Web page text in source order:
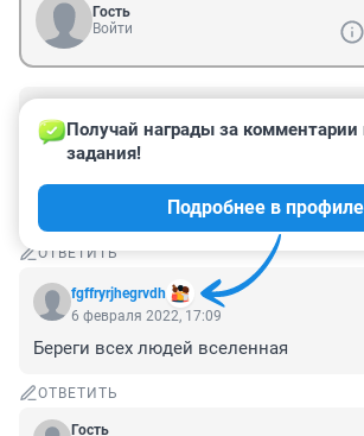
Гость
Войти
6 февраля 2022, 17:09
Врачи отказывали людям в медотводе
астмой, но и с более тяжелыми
удивительно, что ей дали медотвод.
ОТВЕТИТЬ
fgffryrjhegrvdh
Получай награды за комментарии
задания!
Подробнее в профиле
6 февраля 2022, 17:09
Береги всех людей вселенная
ОТВЕТИТЬ
Гость